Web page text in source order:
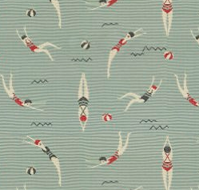
künstliche
Kunst